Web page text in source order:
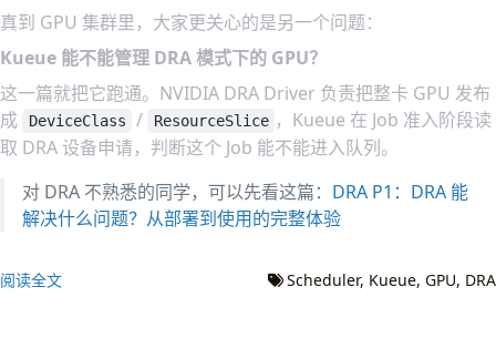
真到 GPU 集群里，大家更关心的是另一个问题：
Kueue 能不能管理 DRA 模式下的 GPU？
这一篇就把它跑通。NVIDIA DRA Driver 负责把整卡 GPU 发布
成
DeviceClass / ResourceSlice ，Kueue 在 Job 准入阶段读
取 DRA 设备申请，判断这个 Job 能不能进入队列。
对 DRA 不熟悉的同学，可以先看这篇： DRA P1：DRA 能
解决什么问题？从部署到使用的完整体验
阅读全文 Scheduler Kueue GPU DRA